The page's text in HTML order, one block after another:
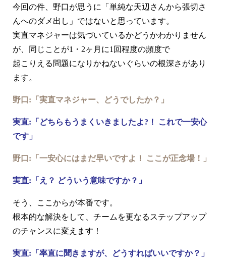
今回の件、野口が思うに「単純な天辺さんから張切さ
んへのダメ出し」ではないと思っています。
実直マネジャーは気づいているかどうかわかりません
が、同じことが1・2ヶ月に1回程度の頻度で
起こりえる問題になりかねないぐらいの根深さがあり
ます。
野口:「実直マネジャー、どうでしたか？」
実直:「どちらもうまくいきましたよ?！ これで一安心
です」
野口:「一安心にはまだ早いですよ！ ここが正念場！」
実直:「え？ どういう意味ですか？」
そう、ここからが本番です。
根本的な解決をして、チームを更なるステップアップ
のチャンスに変えます！
実直:「率直に聞きますが、どうすればいいですか？」